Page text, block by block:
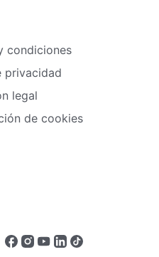
condiciones
privacidad
legal
de cookies